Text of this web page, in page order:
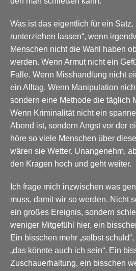
Was ist das eigentlich für ein Satz,
runterziehen lassen“, wenn
Menschen nicht die Wahl haben
werden. Wenn Armut nicht ein
Falle. Wenn Misshandlung nicht
ein Alltag. Wenn Manipulation
sondern eine Methode die täglich
Wenn Kriminalität nicht ein
Abend ist, sondern Angst vor der
höre so viele Menschen über
wären sie Wetter. Unangenehm,
den Kragen hoch und geht weiter.
Ich frage mich inzwischen was
muss, damit wir so werden. Nicht
ein großes Ereignis, sondern
weniger Mitgefühl hier, ein
Ein bisschen mehr „selbst
„das könnte auch ich sein“. Ein
Zuschauerhaltung, ein bisschen